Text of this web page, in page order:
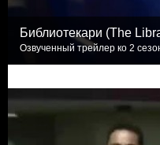
Библиотекари (The
Озвученный трейлер ко 2